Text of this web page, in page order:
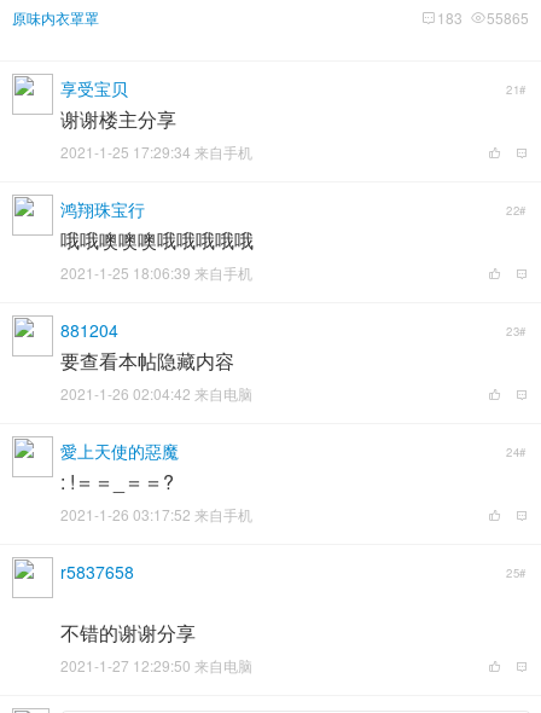
原味内衣罩罩 55865
183
享受宝贝 21#
谢谢楼主分享
2021-1-25 17:29:34 来自手机
鸿翔珠宝行 22#
哦哦噢噢噢哦哦哦哦哦
2021-1-25 18:06:39 来自手机
881204 23#
要查看本帖隐藏内容
2021-1-26 02:04:42 来自电脑
愛上天使的惡魔 24#
: !＝＝_＝＝?
2021-1-26 03:17:52 来自手机
r5837658 25#
不错的谢谢分享
2021-1-27 12:29:50 来自电脑